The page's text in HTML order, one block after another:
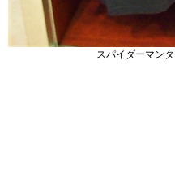
スパイダーマン